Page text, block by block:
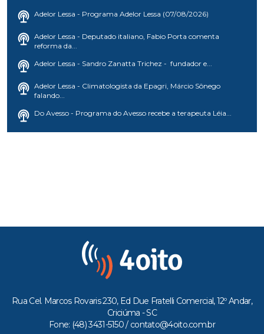
Adelor Lessa - Programa Adelor Lessa (07/08/2026)
Adelor Lessa - Deputado italiano, Fabio Porta comenta
reforma da...
Adelor Lessa - Sandro Zanatta Trichez - fundador e...
Adelor Lessa - Climatologista da Epagri, Márcio Sônego
falando...
Do Avesso - Programa do Avesso recebe a terapeuta Léia...
Rua Cel. Marcos Rovaris 230, Ed Due Fratelli Comercial, 12º Andar,
Criciúma - SC
Fone: (48) 3431-5150 / contato@4oito.com.br